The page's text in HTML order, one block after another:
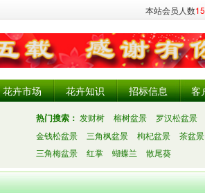
本站会员人数
花卉市场 花卉知识 招标信息 客
热门搜索： 发财树 榕树盆景 罗汉松盆景
金钱松盆景
三角枫盆景 枸杞盆景 茶盆景
三角梅盆景
红掌 蝴蝶兰 散尾葵